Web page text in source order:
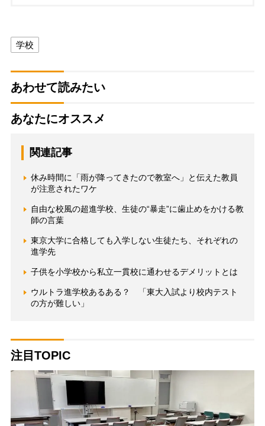
学校
あわせて読みたい
あなたにオススメ
関連記事
休み時間に「雨が降ってきたので教室へ」と伝えた教員
が注意されたワケ
自由な校風の超進学校、生徒の“暴走”に歯止めをかける教
師の言葉
東京大学に合格しても入学しない生徒たち、それぞれの
進学先
子供を小学校から私立一貫校に通わせるデメリットとは
ウルトラ進学校あるある？ 「東大入試より校内テスト
の方が難しい」
注目TOPIC